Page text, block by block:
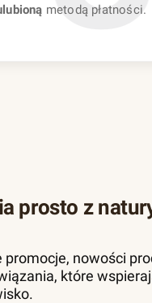
metodą płatności.
prosto z
nowości
które